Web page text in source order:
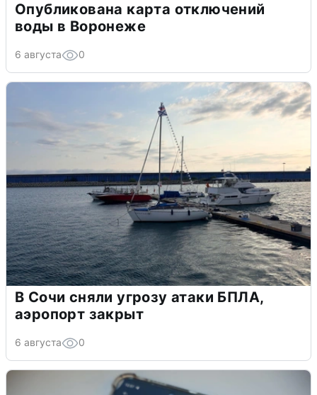
Опубликована карта отключений
воды в Воронеже
6 августа 0
В Сочи сняли угрозу атаки БПЛА,
аэропорт закрыт
6 августа 0